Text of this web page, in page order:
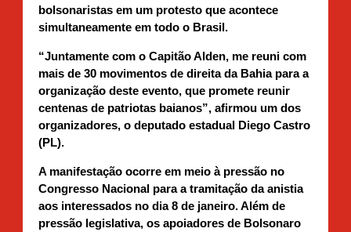
bolsonaristas em um protesto que acontece
simultaneamente em todo o Brasil.
“Juntamente com o Capitão Alden, me reuni com
mais de 30 movimentos de direita da Bahia para a
organização deste evento, que promete reunir
centenas de patriotas baianos”, afirmou um dos
organizadores, o deputado estadual Diego Castro
(PL).
A manifestação ocorre em meio à pressão no
Congresso Nacional para a tramitação da anistia
aos interessados ​​no dia 8 de janeiro. Além de
pressão legislativa, os apoiadores de Bolsonaro